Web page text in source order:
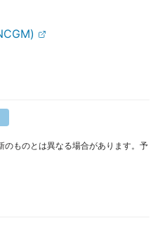
ものとは異なる場合があります。予